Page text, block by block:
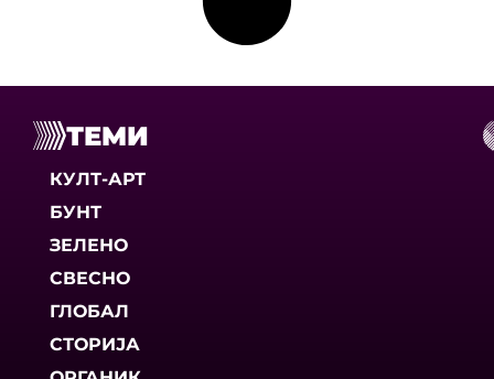
ТЕМИ
КУЛТ-АРТ
БУНТ
ЗЕЛЕНО
СВЕСНО
ГЛОБАЛ
СТОРИЈА